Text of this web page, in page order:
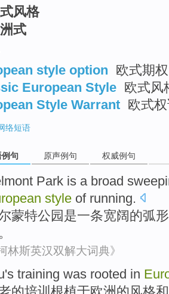
风格
式
style option
欧式期
European Style 欧式风
Style Warrant 欧式
络短语
句 原声例句 权威例句
Park is a broad
style of running.
蒙特公园 是一条宽阔的弧形
。
林斯英汉双解大词典》
training was rooted in